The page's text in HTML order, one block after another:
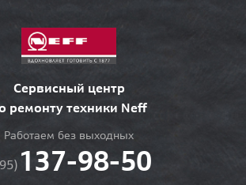
Сервисный центр
ремонту техники Neff
Работаем без выходных
137-98-50